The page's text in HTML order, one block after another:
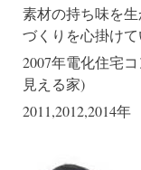
素材の持ち味を
づくりを心掛けて
2007年電化住宅
見える家)
2011,2012,2014